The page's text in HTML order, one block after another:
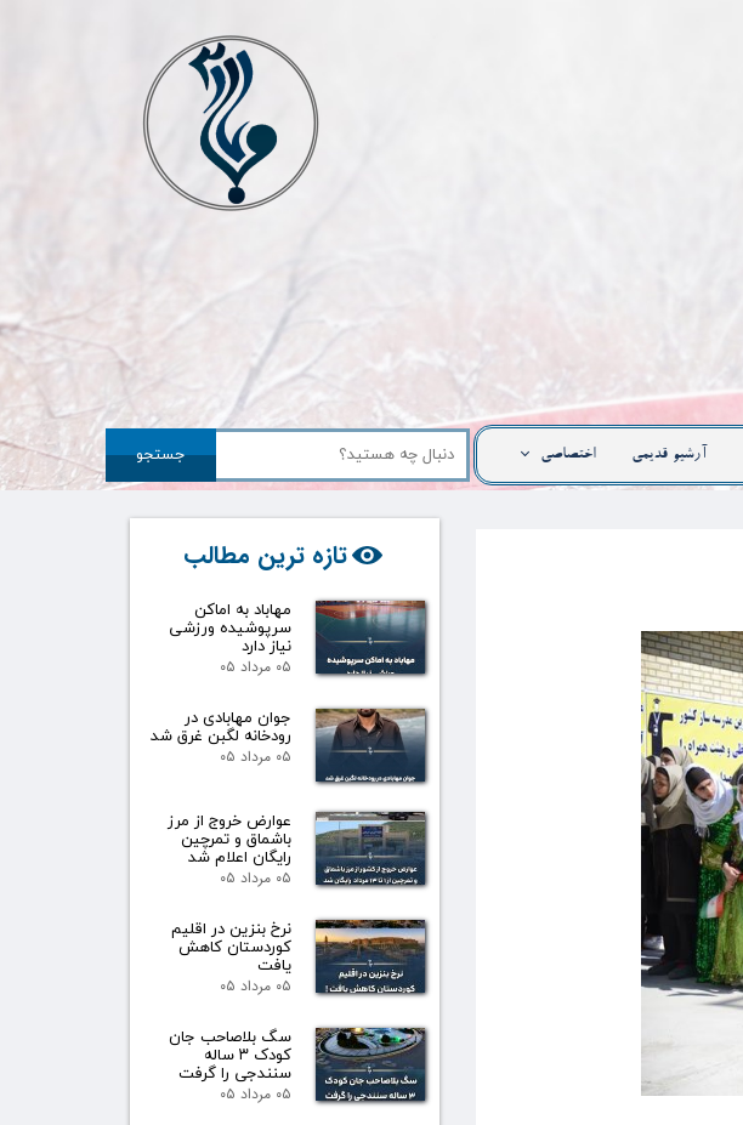
آرشیو قدیمی اختصاصی جستجو
تازه ترین مطالب
مهاباد به اماکن
سرپوشیده ورزشی
نیاز دارد
۰۵ مرداد ۰۵
جوان مهابادی در
رودخانه لگبن غرق شد
۰۵ مرداد ۰۵
عوارض خروج از مرز
باشماق و تمرچین
رایگان اعلام شد
۰۵ مرداد ۰۵
نرخ بنزین در اقلیم
کوردستان کاهش
یافت
۰۵ مرداد ۰۵
سگ بلاصاحب جان
کودک ۳ ساله
سنندجی را گرفت
۰۵ مرداد ۰۵